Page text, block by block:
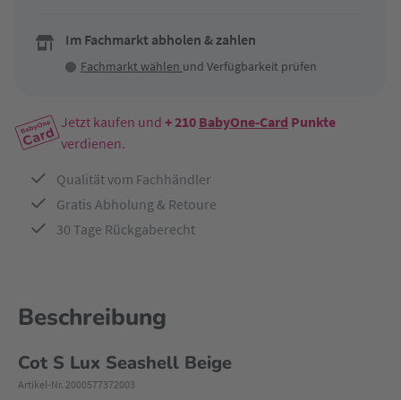
Im Fachmarkt abholen & zahlen
Fachmarkt wählen und Verfügbarkeit prüfen
Jetzt kaufen und + 210 BabyOne-Card Punkte
verdienen.
Qualität vom Fachhändler
Gratis Abholung & Retoure
30 Tage Rückgaberecht
Beschreibung
Cot S Lux Seashell Beige
Artikel-Nr. 2000577372003